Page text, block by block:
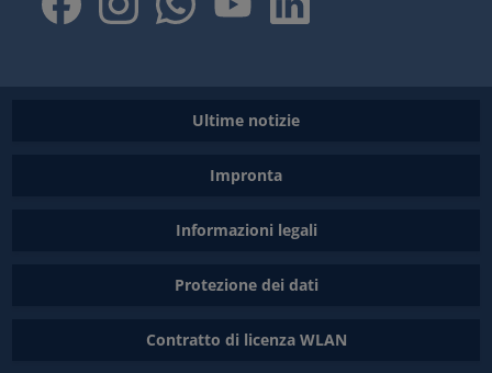
Ultime notizie
Impronta
Informazioni legali
Protezione dei dati
Contratto di licenza WLAN